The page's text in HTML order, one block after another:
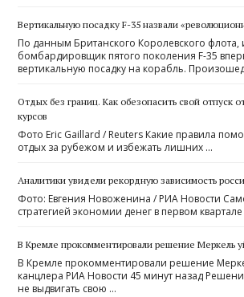
Вертикальную посадку F-35 назвали
По данным Британского Королевского флота,
бомбардировщик пятого поколения F-35
вертикальную посадку на корабль.
Отдых без границ. Как обезопасить свой отпуск
курсов
Фото Eric Gaillard / Reuters Какие правила
отдых за рубежом и избежать лишних …
Аналитики увидели рекордную зависимость
Фото: Евгения Новоженина / РИА Новости
стратегией экономии денег в первом
В Кремле прокомментировали решение Меркель
В Кремле прокомментировали решение
канцлера РИА Новости 45 минут назад
не выдвигать свою …